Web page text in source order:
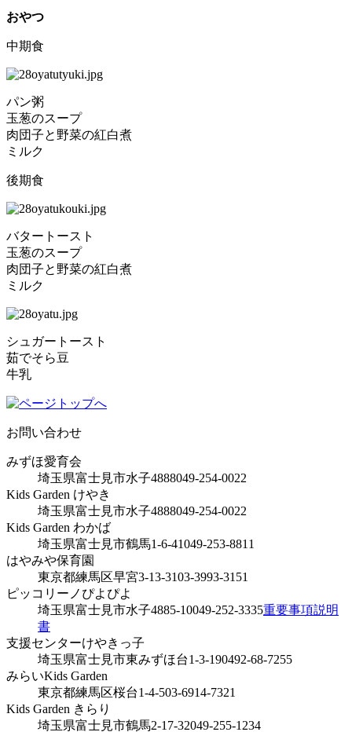
おやつ
中期食
パン粥
玉葱のスープ
肉団子と野菜の紅白煮
ミルク
後期食
バタートースト
玉葱のスープ
肉団子と野菜の紅白煮
ミルク
シュガートースト
茹でそら豆
牛乳
お問い合わせ
みずほ愛育会
埼玉県富士見市水子4888049-254-0022
Kids Garden けやき
埼玉県富士見市水子4888049-254-0022
Kids Garden わかば
埼玉県富士見市鶴馬1-6-41049-253-8811
はやみや保育園
東京都練馬区早宮3-13-3103-3993-3151
ピッコリーノぴよぴよ
埼玉県富士見市水子4885-10049-252-3335重要事項説明
書
支援センターけやきっ子
埼玉県富士見市東みずほ台1-3-190492-68-7255
みらいKids Garden
東京都練馬区桜台1-4-503-6914-7321
Kids Garden きらり
埼玉県富士見市鶴馬2-17-32049-255-1234